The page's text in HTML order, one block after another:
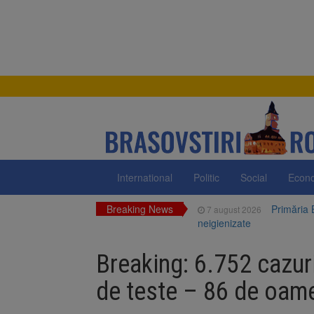
International Politic Social
Breaking News 7 august 2026
Primăria
neigienizate
7 august 2026
luni
7 august 2026
Unul
Breaking: 6.752
de teste – 86 de